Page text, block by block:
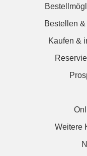
Bestellen
Kaufen &
Weitere